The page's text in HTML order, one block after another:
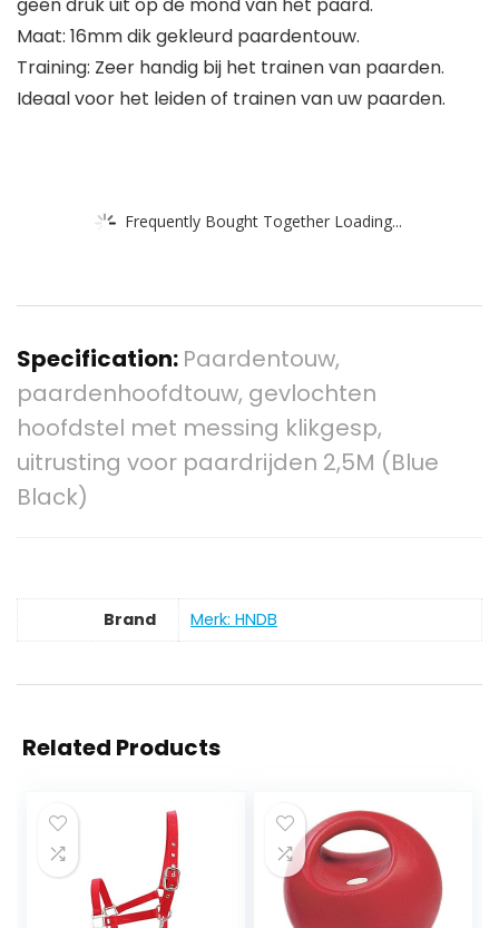
geen druk uit op de mond van het paard.
Maat: 16mm dik gekleurd paardentouw.
Training: Zeer handig bij het trainen van paarden.
Ideaal voor het leiden of trainen van uw paarden.
Frequently Bought Together Loading...
Specification: Paardentouw,
paardenhoofdtouw, gevlochten
hoofdstel met messing klikgesp,
uitrusting voor paardrijden 2,5M (Blue
Black)
Brand Merk: HNDB
Related Products